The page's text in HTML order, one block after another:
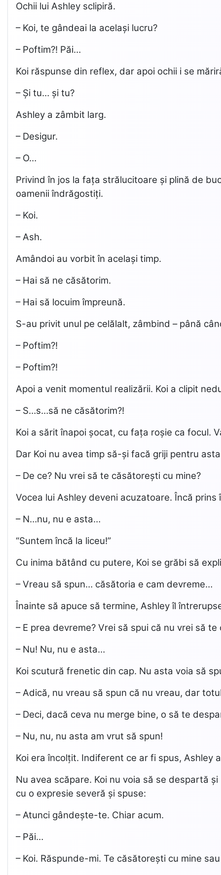
Ochii lui Ashley sclipiră.
– Koi, te gândeai la același lucru?
– Poftim?! Păi…
Koi răspunse din reflex, dar apoi ochii i se
– Și tu… și tu?
Ashley a zâmbit larg.
– Desigur.
– O…
Privind în jos la fața strălucitoare și plină de
oamenii îndrăgostiți.
– Koi.
– Ash.
Amândoi au vorbit în același timp.
– Hai să ne căsătorim.
– Hai să locuim împreună.
S-au privit unul pe celălalt, zâmbind – până
– Poftim?!
– Poftim?!
Apoi a venit momentul realizării. Koi a clipit
– S…s…să ne căsătorim?!
Koi a sărit înapoi șocat, cu fața roșie ca focul.
Dar Koi nu avea timp să-și facă griji pentru
– De ce? Nu vrei să te căsătorești cu mine?
Vocea lui Ashley deveni acuzatoare. Încă
– N…nu, nu e asta…
“Suntem încă la liceu!”
Cu inima bătând cu putere, Koi se grăbi să
– Vreau să spun… căsătoria e cam devreme…
Înainte să apuce să termine, Ashley îl
– E prea devreme? Vrei să spui că nu vrei să
– Nu! Nu, nu e asta…
Koi scutură frenetic din cap. Nu asta voia să
– Adică, nu vreau să spun că nu vreau, dar
– Deci, dacă ceva nu merge bine, o să te
– Nu, nu, nu asta am vrut să spun!
Koi era încolțit. Indiferent ce ar fi spus, Ashley
Nu avea scăpare. Koi nu voia să se despartă
cu o expresie severă și spuse:
– Atunci gândește-te. Chiar acum.
– Păi…
– Koi. Răspunde-mi. Te căsătorești cu mine